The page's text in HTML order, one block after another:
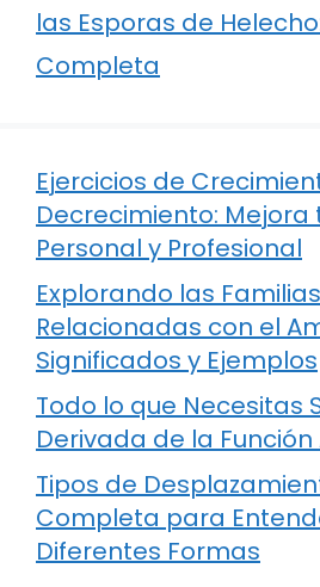
las Esporas de
Completa
Ejercicios de
Decrecimiento: Mejora
Personal y Profesional
Explorando las
Relacionadas con el
Significados y Ejemplos
Todo lo que Necesitas
Derivada de la
Tipos de
Completa para
Diferentes Formas